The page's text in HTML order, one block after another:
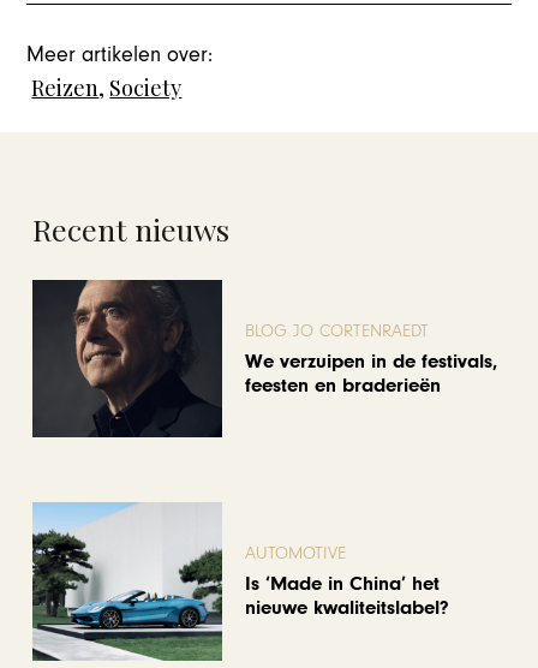
Meer artikelen over:
Reizen, Society
Recent nieuws
BLOG JO CORTENRAEDT
We verzuipen in de festivals,
feesten en braderieën
AUTOMOTIVE
Is ‘Made in China’ het
nieuwe kwaliteitslabel?